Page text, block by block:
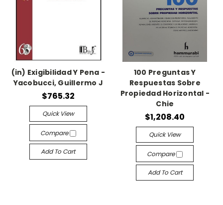
(in) Exigibilidad Y Pena -
Yacobucci, Guillermo J
$765.32
Quick View
Compare
Add To Cart
100 Preguntas Y
Respuestas Sobre
Propiedad Horizontal -
Chie
$1,208.40
Quick View
Compare
Add To Cart